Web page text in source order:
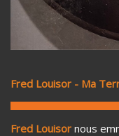
Fred Louisor - Ma
Fred Louisor nous